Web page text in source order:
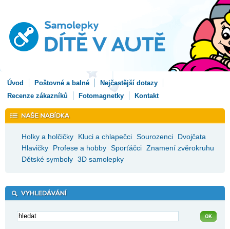
Úvod Poštovné a balné
Nejčastější dotazy
Recenze zákazníků
Fotomagnetky Kontakt
Holky a holčičky Kluci a chlapečci Sourozenci
Dvojčata
Hlavičky
Profese a hobby Sporťáčci Znamení zvěrokruhu
Dětské symboly 3D samolepky